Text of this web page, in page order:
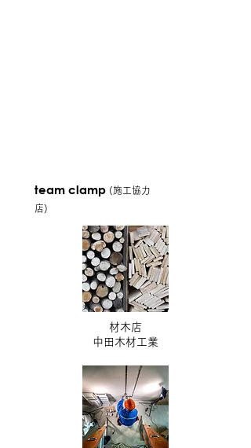
team clamp (施工協力
店)
材木店
​中田木材工業